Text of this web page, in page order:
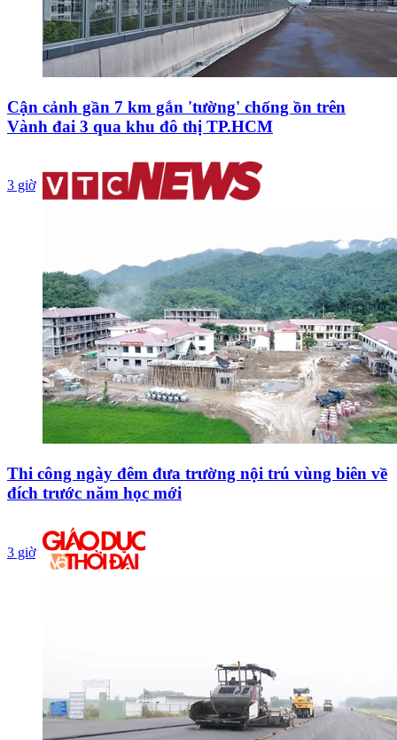
Cận cảnh gần 7 km gắn 'tường' chống ồn trên
Vành đai 3 qua khu đô thị TP.HCM
3 giờ
Thi công ngày đêm đưa trường nội trú vùng biên về
đích trước năm học mới
3 giờ